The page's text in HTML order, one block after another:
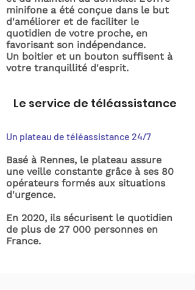
minifone a été conçue dans le but
d'améliorer et de faciliter le
quotidien de votre proche, en
favorisant son indépendance.
Un boitier et un bouton suffisent à
votre tranquillité d'esprit.
Le service de téléassistance
Un plateau de téléassistance 24/7
Basé à Rennes, le plateau assure
une veille constante grâce à ses 80
opérateurs formés aux situations
d'urgence.
En 2020, ils sécurisent le quotidien
de plus de 27 000 personnes en
France.